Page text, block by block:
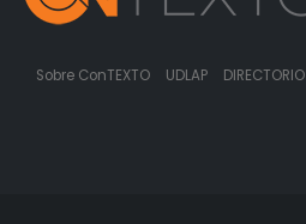
Sobre ConTEXTO UDLAP DIRECTORIO